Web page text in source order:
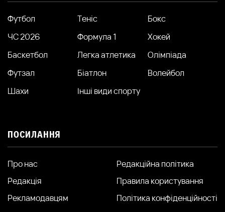
Футбол Теніс
Бокс
ЧС 2026
Формула 1
Хокей
Баскетбол
Легка атлетика
Олімпіада
Футзал
Біатлон
Волейбол
Шахи
Інші види спорту
ПОСИЛАННЯ
Про нас
Редакція
Рекламодавцям
Редакційна політика
Правила користування
Політика конфіденційності